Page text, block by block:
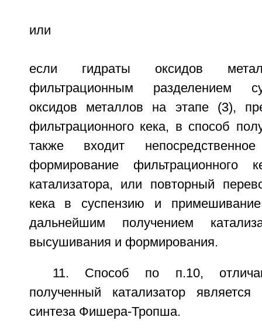
или
если гидраты оксидов
фильтрационным разделением
оксидов металлов на этапе (3),
фильтрационного кека, в способ
также входит
формирование фильтрационного
катализатора, или повторный
кека в суспензию и
дальнейшим получением
высушивания и формирования.
11. Способ по п.10,
полученный катализатор является
синтеза Фишера-Тропша.